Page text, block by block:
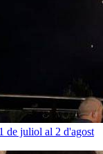
de juliol al 2 d'agost